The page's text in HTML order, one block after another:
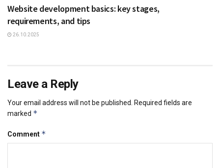
Website development basics: key stages,
requirements, and tips
26.10.2025
Leave a Reply
Your email address will not be published.
Required fields are
marked *
Comment *